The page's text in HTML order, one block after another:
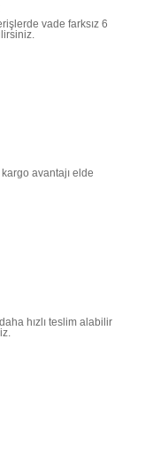
vade farksız 6
avantajı elde
hızlı teslim alabilir